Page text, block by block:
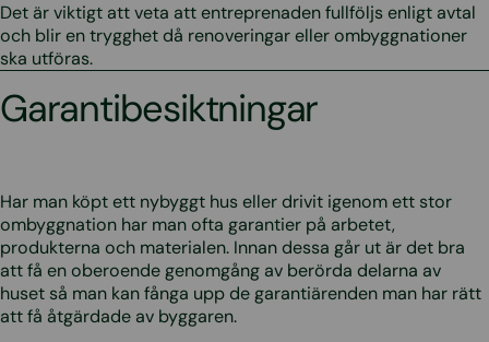
Det är viktigt att veta att entreprenaden fullföljs enligt avtal
och blir en trygghet då renoveringar eller ombyggnationer
ska utföras.
Garantibesiktningar
Har man köpt ett nybyggt hus eller drivit igenom ett stor
ombyggnation har man ofta garantier på arbetet,
produkterna och materialen. Innan dessa går ut är det bra
att få en oberoende genomgång av berörda delarna av
huset så man kan fånga upp de garantiärenden man har rätt
att få åtgärdade av byggaren.